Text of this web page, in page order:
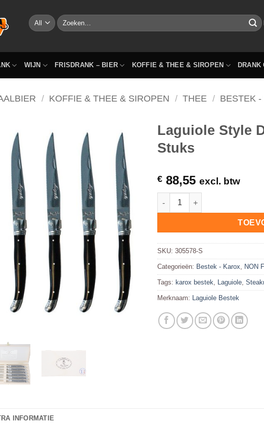
Zoeken
naar:
WIJN FRISDRANK – BIER KOFFIE & THEE & SIROPEN DRANK
/ KOFFIE & THEE & SIROPEN / THEE / BESTEK -
Laguiole Style
Stuks
€ 88,55 excl. btw
Laguiole Style De Vie
SKU: 305578-S
Categorieën: Bestek - Karox NON
Tags: karox bestek Laguiole
Merknaam: Laguiole Bestek
INFORMATIE